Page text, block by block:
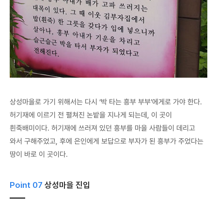
상성마을로 가기 위해서는 다시 ‘박 타는 흥부 부부’에게로 가야 한다.
허기재에 이르기 전 펼쳐진 논밭을 지나게 되는데, 이 곳이
흰죽배미이다. 허기재에 쓰러져 있던 흥부를 마을 사람들이 데리고
와서 구해주었고, 후에 은인에게 보답으로 부자가 된 흥부가 주었다는
땅이 바로 이 곳이다.
Point 07 상성마을 진입